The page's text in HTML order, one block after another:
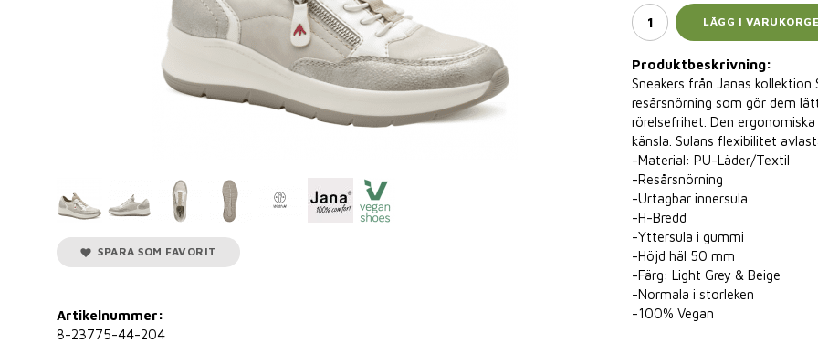
LÄGG I
Produktbeskrivning:
Sneakers från Janas
resårsnörning som gör dem
rörelsefrihet. Den
känsla. Sulans flexibilitet
-Material: PU-Läder/Textil
-Resårsnörning
-Urtagbar innersula
-H-Bredd
-Yttersula i gummi
-Höjd häl 50 mm
-Färg: Light Grey & Beige
-Normala i storleken
-100% Vegan
SPARA SOM FAVORIT
Artikelnummer:
8-23775-44-204